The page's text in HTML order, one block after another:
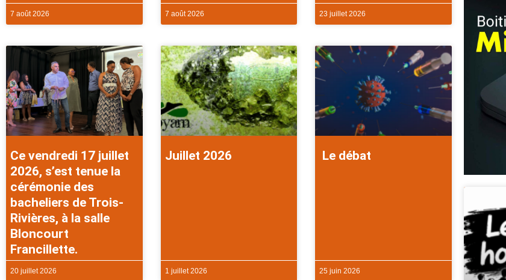
7 août 2026 7 août 2026 23 juillet 2026
Ce vendredi 17 juillet
2026, s’est tenue la
cérémonie des
bacheliers de Trois-
Rivières, à la salle
Bloncourt
Francillette.
20 juillet 2026
Juillet 2026
1 juillet 2026
Le débat
25 juin 2026